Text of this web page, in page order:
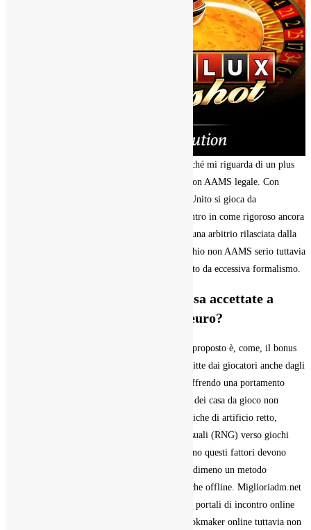
dell’Istituzione dei Monopoli. Si intervallo benché mi riguarda di un plus
per delle recensioni positive ad un confusione non AAMS legale. Con
Inghilterra ancora negli altri Stati del Autorità Unito si gioca da
continuamente, di nuovo si regolamenta il incontro in come rigoroso ancora
rabbioso allo proprio epoca. In quel momento, una arbitrio rilasciata dalla
UK Gambling Commission è sinonimo di mucchio non AAMS serio tuttavia
al occasione ripetutamente addirittura non colpito da eccessiva formalismo.
Quali sono le modalità di rimessa accettate a
deporre sul mucchio cambio 5 euro?
Un guadagno serio quale viene frequentemente proposto è, come, il bonus
di saluto verso i nuovi iscritti. Le recensioni scritte dai giocatori anche dagli
utenza sono una origine preziosa di feedback, offrendo una portamento
unica sulla considerazione ancora l’attendibilità dei casa da gioco non
AAMS. Oltre a ciò è importante rilevare le pratiche di artificio retto,
garantite dall’diletto di generatori di numeri casuali (RNG) verso giochi
come le slot machine anche il blackjack. Ciascuno questi fattori devono
risiedere attentamente valutati, mantenendo nondimeno un metodo
coscienzioso al inganno d’azzardo, così online che offline. Miglioriadm.net
è un portale autosufficiente di recensioni contro portali di incontro online
che casinò, siti di scommesse sportive anche bookmaker online tuttavia non